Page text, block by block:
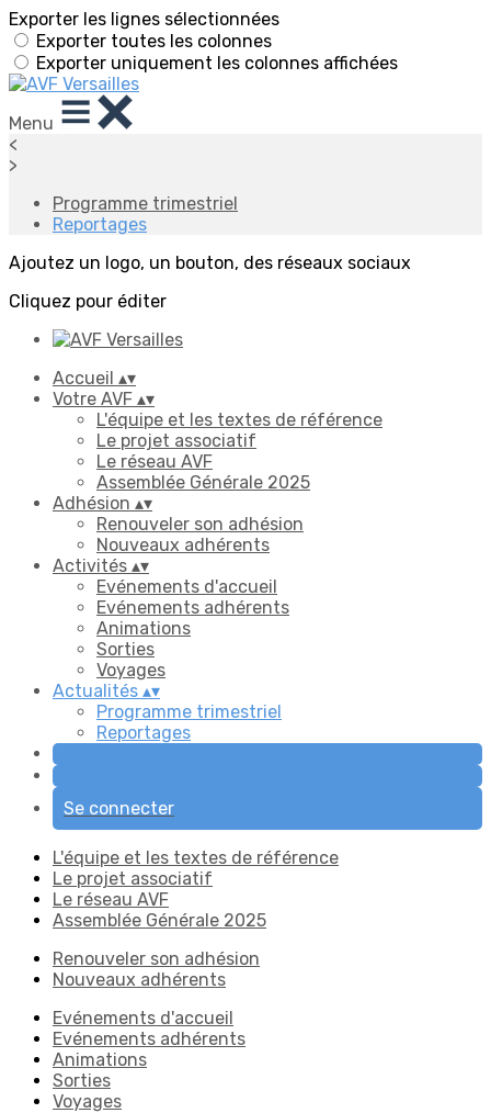
Exporter les lignes sélectionnées
Exporter toutes les colonnes
Exporter uniquement les colonnes affichées
Menu
<
>
Programme trimestriel
Reportages
Ajoutez un logo, un bouton, des réseaux sociaux
Cliquez pour éditer
Accueil ▴▾
Votre AVF ▴▾
L'équipe et les textes de référence
Le projet associatif
Le réseau AVF
Assemblée Générale 2025
Adhésion ▴▾
Renouveler son adhésion
Nouveaux adhérents
Activités ▴▾
Evénements d'accueil
Evénements adhérents
Animations
Sorties
Voyages
Actualités ▴▾
Programme trimestriel
Reportages
Se connecter
L'équipe et les textes de référence
Le projet associatif
Le réseau AVF
Assemblée Générale 2025
Renouveler son adhésion
Nouveaux adhérents
Evénements d'accueil
Evénements adhérents
Animations
Sorties
Voyages